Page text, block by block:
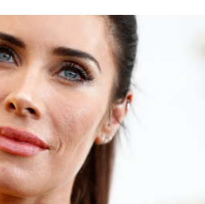
sobre su relación con
aprendido a decir 'no'"